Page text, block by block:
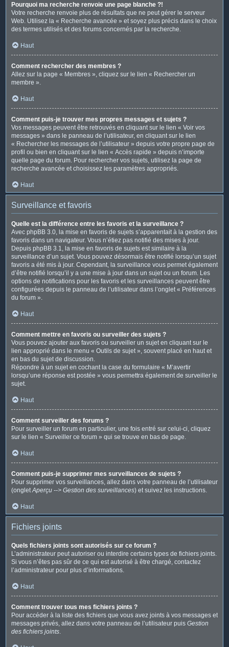
Pourquoi ma recherche renvoie une page blanche ?!
Votre recherche renvoie plus de résultats que ne peut gérer le serveur
Web. Utilisez la « Recherche avancée » et soyez plus précis dans le choix
des termes utilisés et des forums concernés par la recherche.
Haut
Comment rechercher des membres ?
Allez sur la page « Membres », cliquez sur le lien « Rechercher un
membre ».
Haut
Comment puis-je trouver mes propres messages et sujets ?
Vos messages peuvent être retrouvés en cliquant sur le lien « Voir vos
messages » dans le panneau de l’utilisateur, en cliquant sur le lien
« Rechercher les messages de l’utilisateur » depuis votre propre page de
profil ou bien en cliquant sur le lien « Accès rapide » depuis n’importe
quelle page du forum. Pour rechercher vos sujets, utilisez la page de
recherche avancée et choisissez les paramètres appropriés.
Haut
Surveillance et favoris
Quelle est la différence entre les favoris et la surveillance ?
Avec phpBB 3.0, la mise en favoris de sujets s’apparentait à la gestion des
favoris dans un navigateur. Vous n’étiez pas notifié des mises à jour.
Depuis phpBB 3.1, la mise en favoris de sujets est similaire à la
surveillance d’un sujet. Vous pouvez désormais être notifié lorsqu’un sujet
favoris a été mis à jour. Cependant, la surveillance vous permet également
d’être notifié lorsqu’il y a une mise à jour dans un sujet ou un forum. Les
options de notifications pour les favoris et les surveillances peuvent être
configurées depuis le panneau de l’utilisateur dans l’onglet « Préférences
du forum ».
Haut
Comment mettre en favoris ou surveiller des sujets ?
Vous pouvez ajouter aux favoris ou surveiller un sujet en cliquant sur le
lien approprié dans le menu « Outils de sujet », souvent placé en haut et
en bas du sujet de discussion.
Répondre à un sujet en cochant la case du formulaire « M’avertir
lorsqu’une réponse est postée » vous permettra également de surveiller le
sujet.
Haut
Comment surveiller des forums ?
Pour surveiller un forum en particulier, une fois entré sur celui-ci, cliquez
sur le lien « Surveiller ce forum » qui se trouve en bas de page.
Haut
Comment puis-je supprimer mes surveillances de sujets ?
Pour supprimer vos surveillances, allez dans votre panneau de l’utilisateur
(ongletAperçu --> Gestion des surveillances) et suivez les instructions.
Haut
Fichiers joints
Quels fichiers joints sont autorisés sur ce forum ?
L’administrateur peut autoriser ou interdire certains types de fichiers joints.
Si vous n’êtes pas sûr de ce qui est autorisé à être chargé, contactez
l’administrateur pour plus d’informations.
Haut
Comment trouver tous mes fichiers joints ?
Pour accéder à la liste des fichiers que vous avez joints à vos messages et
messages privés, allez dans votre panneau de l’utilisateur puis Gestion
des fichiers joints.